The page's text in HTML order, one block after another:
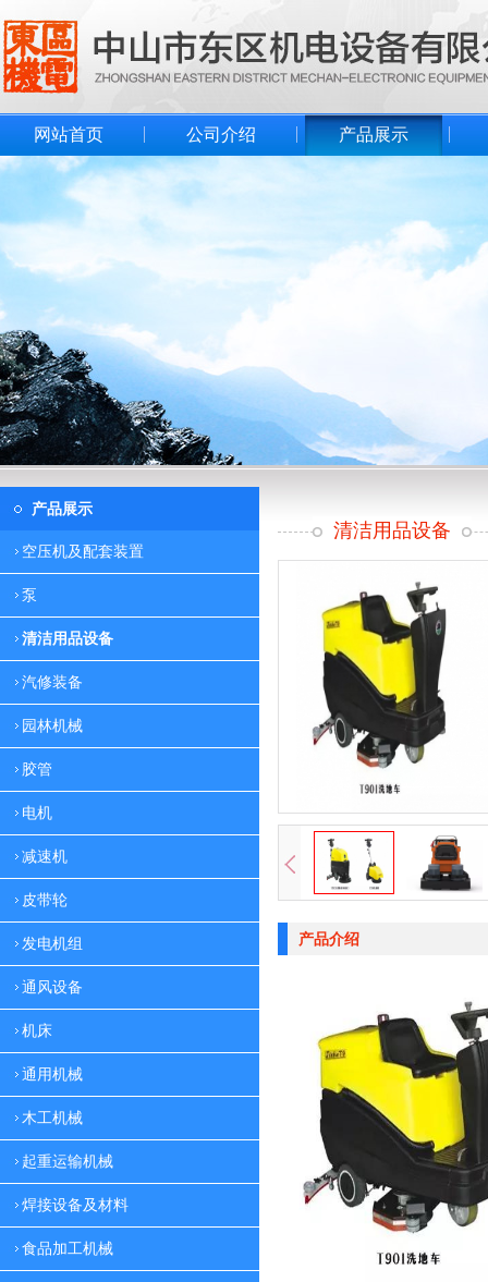
网站首页 公司介绍 产品展示
产品展示
空压机及配套装置
泵
清洁用品设备
汽修装备
园林机械
胶管
电机
减速机
皮带轮
发电机组
通风设备
机床
通用机械
木工机械
起重运输机械
焊接设备及材料
食品加工机械
清洁用品设备
产品介绍